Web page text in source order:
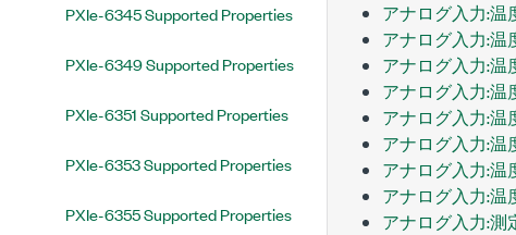
PXIe-6345 Supported Properties
PXIe-6349 Supported Properties
PXIe-6351 Supported Properties
PXIe-6353 Supported Properties
PXIe-6355 Supported Properties
アナログ入力:温
アナログ入力:温
アナログ入力:温
アナログ入力:温
アナログ入力:温
アナログ入力:温
アナログ入力:温
アナログ入力:温
アナログ入力:測